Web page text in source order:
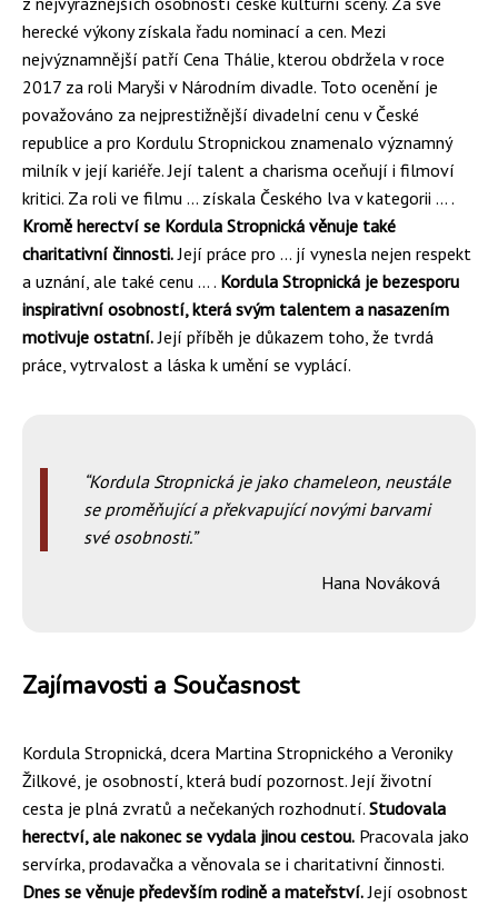
herecké výkony získala řadu nominací a cen. Mezi
nejvýznamnější patří Cena Thálie, kterou obdržela v roce
2017 za roli Maryši v Národním divadle. Toto ocenění je
považováno za nejprestižnější divadelní cenu v České
republice a pro Kordulu Stropnickou znamenalo významný
milník v její kariéře. Její talent a charisma oceňují i filmoví
kritici. Za roli ve filmu … získala Českého lva v kategorii … .
Kromě herectví se Kordula Stropnická věnuje také
charitativní činnosti.Její práce pro … jí vynesla nejen respekt
a uznání, ale také cenu … . Kordula Stropnická je bezesporu
inspirativní osobností, která svým talentem a nasazením
motivuje ostatní.Její příběh je důkazem toho, že tvrdá
práce, vytrvalost a láska k umění se vyplácí.
Kordula Stropnická je jako chameleon, neustále
se proměňující a překvapující novými barvami
své osobnosti.
Hana Nováková
Zajímavosti a Současnost
Kordula Stropnická, dcera Martina Stropnického a Veroniky
Žilkové, je osobností, která budí pozornost. Její životní
cesta je plná zvratů a nečekaných rozhodnutí. Studovala
herectví, ale nakonec se vydala jinou cestou. Pracovala jako
servírka, prodavačka a věnovala se i charitativní činnosti.
Dnes se věnuje především rodině a mateřství.Její osobnost